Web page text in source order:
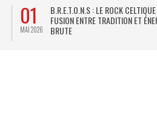
01
MAI 2026
B.R.E.T.O.N.S : LE ROCK
FUSION ENTRE TRADITION ET
BRUTE